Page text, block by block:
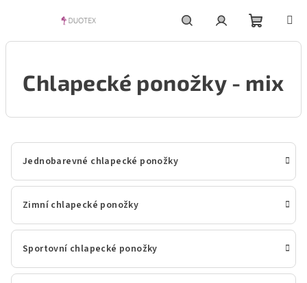
HledatPřihlášeníNákupní
košík
Chlapecké ponožky - mix
Jednobarevné chlapecké ponožky
Zimní chlapecké ponožky
Sportovní chlapecké ponožky